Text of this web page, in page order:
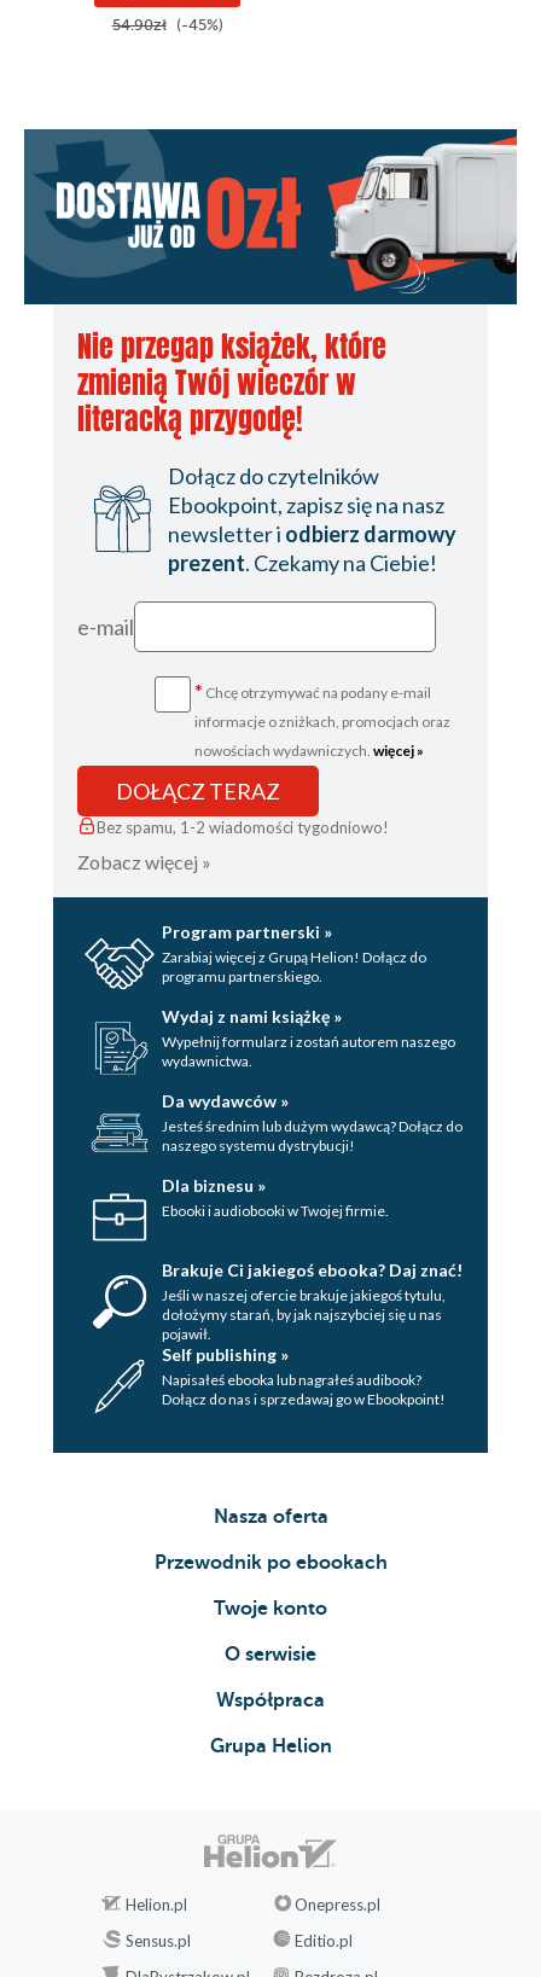
54.90zł (-45%)
Nie przegap książek, które
zmienią Twój wieczór w
literacką przygodę!
Dołącz do czytelników
Ebookpoint, zapisz się na nasz
newsletter i odbierz darmowy
prezent. Czekamy na Ciebie!
e-mail
* Chcę otrzymywać na podany e-mail
informacje o zniżkach, promocjach oraz
nowościach wydawniczych. więcej »
DOŁĄCZ TERAZ
Bez spamu, 1-2 wiadomości tygodniowo!
Zobacz więcej »
Program partnerski »
Zarabiaj więcej z Grupą Helion! Dołącz do
programu partnerskiego.
Wydaj z nami książkę »
Wypełnij formularz i zostań autorem naszego
wydawnictwa.
Da wydawców »
Jesteś średnim lub dużym wydawcą? Dołącz do
naszego systemu dystrybucji!
Dla biznesu »
Ebooki i audiobooki w Twojej firmie.
Brakuje Ci jakiegoś ebooka? Daj znać!
Jeśli w naszej ofercie brakuje jakiegoś tytulu,
dołożymy starań, by jak najszybciej się u nas
pojawił.
Self publishing »
Napisałeś ebooka lub nagrałeś audibook?
Dołącz do nas i sprzedawaj go w Ebookpoint!
Nasza oferta
Przewodnik po ebookach
Twoje konto
O serwisie
Współpraca
Grupa Helion
Helion.pl
Onepress.pl
Sensus.pl
Editio.pl